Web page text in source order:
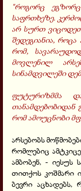
"როგორც
საფრთხეზე.
არ სურთ
შედეგიანია, როცა
რომ,
მოვლენილ
სინამდვილეში
ფუტურიზმმა
თანამდებობიდან
რომ ამოუცნობი
არსებობს
რომლებიც
ამბობენ, - იესუს
თითქოს კოშმარი
ბევრი აცხადებს,